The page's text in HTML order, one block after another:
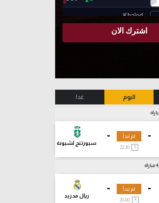
اليوم غدا
-
-
سبورتنج لشبونة
لم تبدأ
22:30
-
-
ريال مدريد
لم تبدأ
20:00